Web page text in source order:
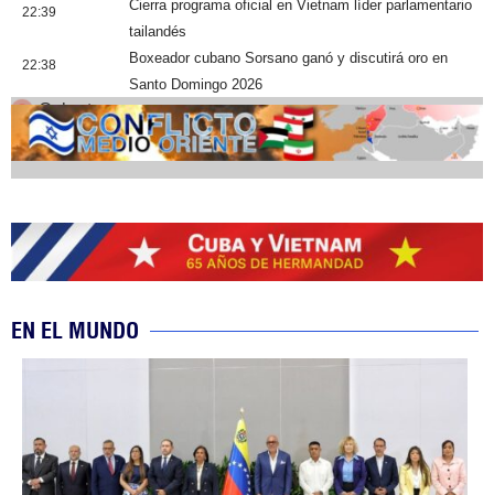
22:39
Cierra programa oficial en Vietnam líder parlamentario
tailandés
22:38
Boxeador cubano Sorsano ganó y discutirá oro en
Santo Domingo 2026
Cobertura
EN EL MUNDO